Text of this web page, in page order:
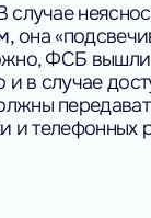
случае
она
ФСБ вышли
в случае
и телефонных